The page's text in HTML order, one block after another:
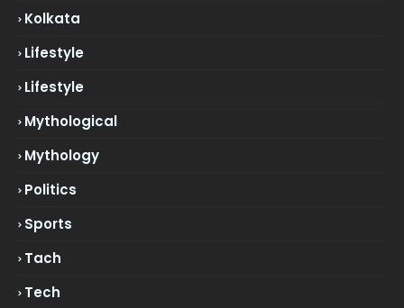
Kolkata
Lifestyle
Lifestyle
Mythological
Mythology
Politics
Sports
Tach
Tech